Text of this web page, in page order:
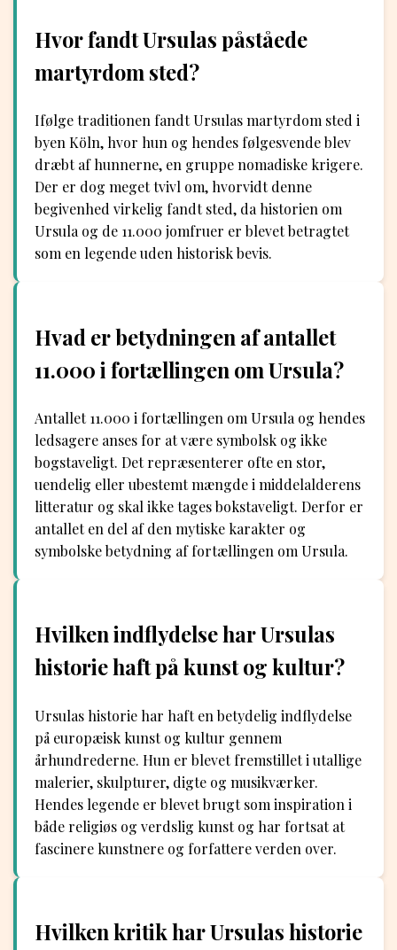
Hvor fandt Ursulas påståede
martyrdom sted?
Ifølge traditionen fandt Ursulas martyrdom sted i
byen Köln, hvor hun og hendes følgesvende blev
dræbt af hunnerne, en gruppe nomadiske krigere.
Der er dog meget tvivl om, hvorvidt denne
begivenhed virkelig fandt sted, da historien om
Ursula og de 11.000 jomfruer er blevet betragtet
som en legende uden historisk bevis.
Hvad er betydningen af antallet
11.000 i fortællingen om Ursula?
Antallet 11.000 i fortællingen om Ursula og hendes
ledsagere anses for at være symbolsk og ikke
bogstaveligt. Det repræsenterer ofte en stor,
uendelig eller ubestemt mængde i middelalderens
litteratur og skal ikke tages bokstaveligt. Derfor er
antallet en del af den mytiske karakter og
symbolske betydning af fortællingen om Ursula.
Hvilken indflydelse har Ursulas
historie haft på kunst og kultur?
Ursulas historie har haft en betydelig indflydelse
på europæisk kunst og kultur gennem
århundrederne. Hun er blevet fremstillet i utallige
malerier, skulpturer, digte og musikværker.
Hendes legende er blevet brugt som inspiration i
både religiøs og verdslig kunst og har fortsat at
fascinere kunstnere og forfattere verden over.
Hvilken kritik har Ursulas historie